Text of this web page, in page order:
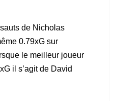
de Nicholas
0.79xG sur
le meilleur joueur
il s’agit de David